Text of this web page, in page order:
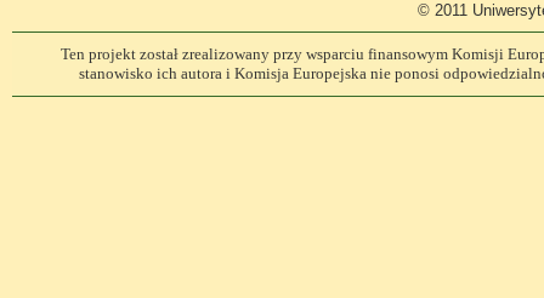
© 2011
Ten projekt został zrealizowany przy wsparciu finansowym Komisji
stanowisko ich autora i Komisja Europejska nie ponosi